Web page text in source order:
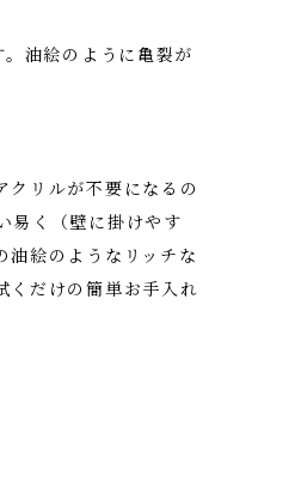
油絵のように亀裂が
クリルが不要になるの
易く（壁に掛けやす
油絵のようなリッチな
くだけの簡単お手入れ